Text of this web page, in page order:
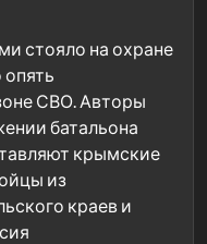
стояло на охране
СВО. Авторы
батальона
крымские
из
краев и